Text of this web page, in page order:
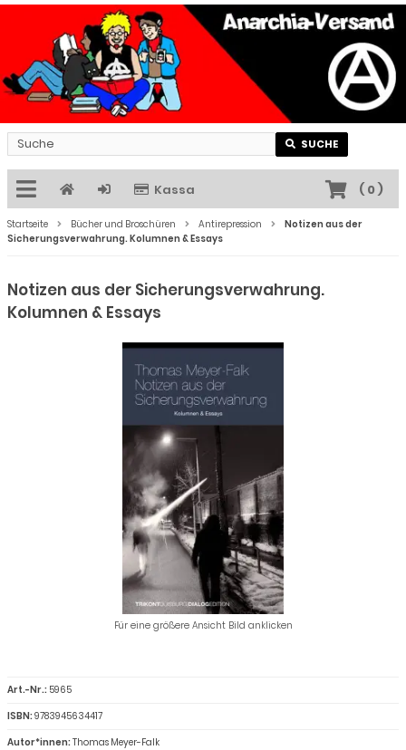
SUCHE
Kassa ( 0)
Startseite Bücher und Broschüren Antirepression
Notizen aus der
Sicherungsverwahrung. Kolumnen & Essays
Notizen aus der Sicherungsverwahrung.
Kolumnen & Essays
Für eine größere Ansicht Bild anklicken
Art.-Nr.: 5965
ISBN:9783945634417
Autor*innen:Thomas Meyer-Falk